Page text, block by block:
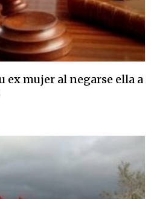
ex mujer al negarse ella a